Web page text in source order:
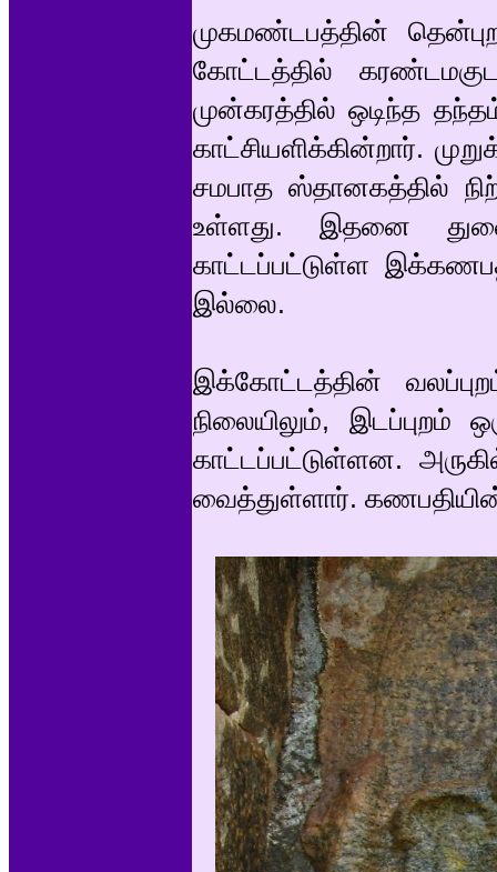
முகமண்டபத்தின்
கோட்டத்தில்
முன்கரத்தில் ஒடிந்த
காட்சியளிக்கின்றார்.
சமபாத ஸ்தானகத்தில்
உள்ளது. இதனை
காட்டப்பட்டுள்ள
இல்லை.
இக்கோட்டத்தின்
நிலையிலும், இடப்புறம்
காட்டப்பட்டுள்ளன.
வைத்துள்ளார். கணபதியின்